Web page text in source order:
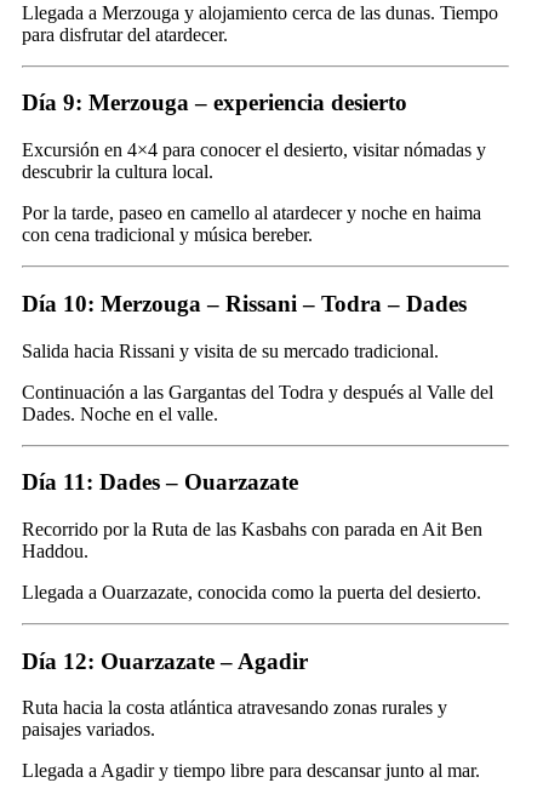
Llegada a Merzouga y alojamiento cerca de las dunas. Tiempo
para disfrutar del atardecer.
Día 9: Merzouga – experiencia desierto
Excursión en 4×4 para conocer el desierto, visitar nómadas y
descubrir la cultura local.
Por la tarde, paseo en camello al atardecer y noche en haima
con cena tradicional y música bereber.
Día 10: Merzouga – Rissani – Todra – Dades
Salida hacia Rissani y visita de su mercado tradicional.
Continuación a las Gargantas del Todra y después al Valle del
Dades. Noche en el valle.
Día 11: Dades – Ouarzazate
Recorrido por la Ruta de las Kasbahs con parada en Ait Ben
Haddou.
Llegada a Ouarzazate, conocida como la puerta del desierto.
Día 12: Ouarzazate – Agadir
Ruta hacia la costa atlántica atravesando zonas rurales y
paisajes variados.
Llegada a Agadir y tiempo libre para descansar junto al mar.